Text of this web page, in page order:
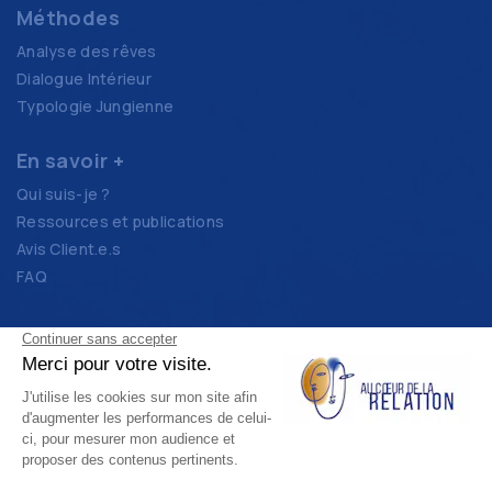
Méthodes
Analyse des rêves
Dialogue Intérieur
Typologie Jungienne
En savoir +
Qui suis-je ?
Ressources et publications
Avis Client.e.s
FAQ
contact
prendre rendez-vous